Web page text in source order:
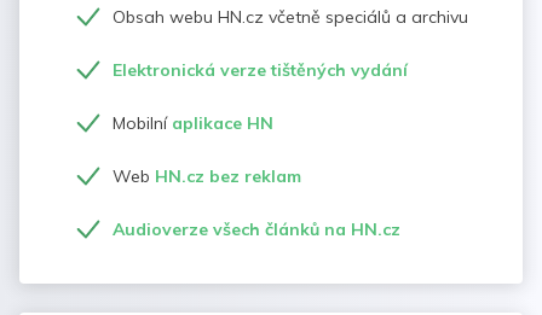
Obsah webu HN.cz včetně speciálů a archivu
Elektronická verze tištěných vydání
Mobilní aplikace HN
Web HN.cz bez reklam
Audioverze všech článků na HN.cz